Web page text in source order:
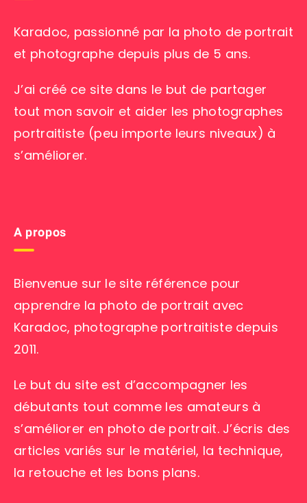
Karadoc, passionné par la photo de portrait
et photographe depuis plus de 5 ans.
J’ai créé ce site dans le but de partager
tout mon savoir et aider les photographes
portraitiste (peu importe leurs niveaux) à
s’améliorer.
A propos
Bienvenue sur le site référence pour
apprendre la photo de portrait avec
Karadoc, photographe portraitiste depuis
2011.
Le but du site est d’accompagner les
débutants tout comme les amateurs à
s’améliorer en photo de portrait. J’écris des
articles variés sur le matériel, la technique,
la retouche et les bons plans.